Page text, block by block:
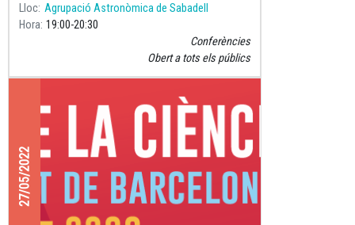
Lloc Agrupació Astronòmica de Sabadell
Hora 19:00 20:30
Conferències
Obert a tots els públics
27/05/2022